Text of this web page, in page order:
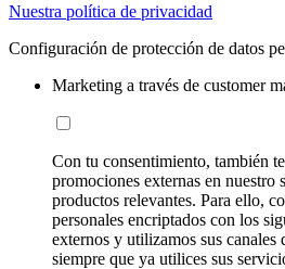
Nuestra política de privacidad
Configuración de protección de datos
Marketing a través de customer
Con tu consentimiento, también
promociones externas en nuestro
productos relevantes. Para ello,
personales encriptados con los
externos y utilizamos sus
siempre que ya utilices sus